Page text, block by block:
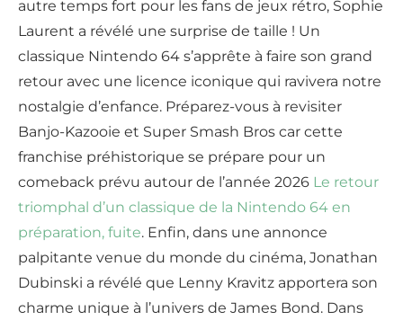
autre temps fort pour les fans de jeux rétro, Sophie
Laurent a révélé une surprise de taille ! Un
classique Nintendo 64 s’apprête à faire son grand
retour avec une licence iconique qui ravivera notre
nostalgie d’enfance. Préparez-vous à revisiter
Banjo-Kazooie et Super Smash Bros car cette
franchise préhistorique se prépare pour un
comeback prévu autour de l’année 2026 Le retour
triomphal d’un classique de la Nintendo 64 en
préparation, fuite. Enfin, dans une annonce
palpitante venue du monde du cinéma, Jonathan
Dubinski a révélé que Lenny Kravitz apportera son
charme unique à l’univers de James Bond. Dans